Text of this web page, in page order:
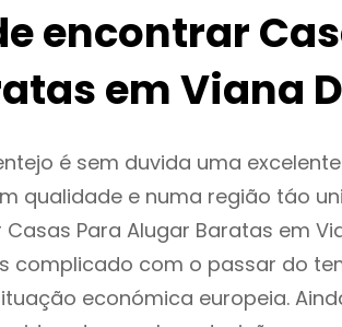
encontrar
em Viana
é sem duvida uma
qualidade e numa região táo
Para Alugar Baratas em
complicado com o passar do
económica europeia.